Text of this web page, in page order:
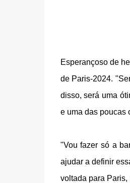
Esperançoso de
de Paris-2024.
disso, será uma
e uma das poucas
"Vou fazer só a
ajudar a definir
voltada para